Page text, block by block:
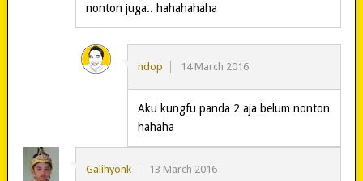
nonton juga.. hahahahaha
ndop 14 March 2016
Aku kungfu panda 2 aja belum nonton
hahaha
Galihyonk 13 March 2016